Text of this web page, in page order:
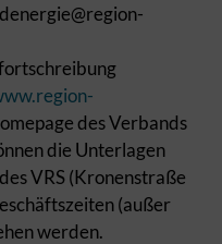
des Verbands
die Unterlagen
VRS (Kronenstraße
(außer
werden.